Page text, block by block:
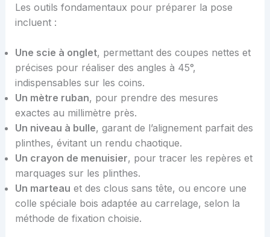
Les outils fondamentaux pour préparer la pose
incluent :
Une scie à onglet, permettant des coupes nettes et
précises pour réaliser des angles à 45°,
indispensables sur les coins.
Un mètre ruban, pour prendre des mesures
exactes au millimètre près.
Un niveau à bulle, garant de l’alignement parfait des
plinthes, évitant un rendu chaotique.
Un crayon de menuisier, pour tracer les repères et
marquages sur les plinthes.
Un marteau et des clous sans tête, ou encore une
colle spéciale bois adaptée au carrelage, selon la
méthode de fixation choisie.